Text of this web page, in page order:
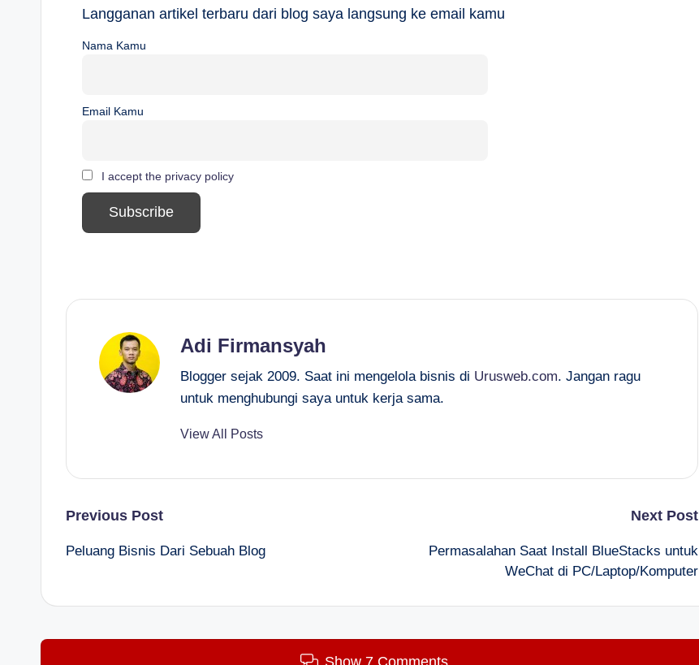
Langganan artikel terbaru dari blog saya langsung ke email kamu
Nama Kamu
Email Kamu
I accept the privacy policy
Adi Firmansyah
Blogger sejak 2009. Saat ini mengelola bisnis di Urusweb.com. Jangan ragu
untuk menghubungi saya untuk kerja sama.
View All Posts
Post
navigation
Previous Post
Peluang Bisnis Dari Sebuah Blog
Next Post
Permasalahan Saat Install BlueStacks untuk
WeChat di PC/Laptop/Komputer
Show 7 Comments